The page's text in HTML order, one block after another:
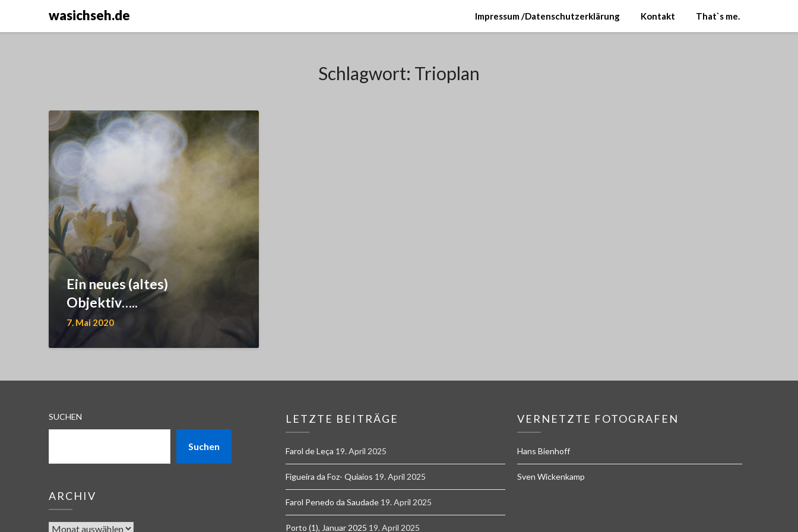
wasichseh.de Impressum /Datenschutzerklärung Kontakt That`s me.
Schlagwort: Trioplan
Ein neues (altes)
Objektiv…..
7. Mai 2020
SUCHEN
Suchen
ARCHIV
LETZTE BEITRÄGE
Farol de Leça 19. April 2025
Figueira da Foz- Quiaios 19. April 2025
Farol Penedo da Saudade 19. April 2025
Porto (1), Januar 2025 19. April 2025
VERNETZTE FOTOGRAFEN
Hans Bienhoff
Sven Wickenkamp